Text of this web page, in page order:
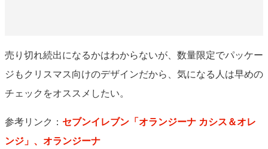
売り切れ続出になるかはわからないが、数量限定でパッケー
ジもクリスマス向けのデザインだから、気になる人は早めの
チェックをオススメしたい。
参考リンク： セブンイレブン「オランジーナ カシス＆オレ
ンジ」、 オランジーナ